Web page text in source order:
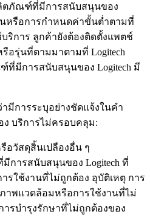
ตภัณฑ์ที่มีการสนับสนุนของ
นหรือการกำหนดค่าขั้นต่ำตามที่
บริการ ลูกค้ายังต้องติดตั้งแพตช์
อรุ่นที่ตามมาตามที่ Logitech
ที่มีการสนับสนุนของ Logitech มี
มีการระบุอย่างชัดแจ้งในคำ
ง บริการไม่ครอบคลุม:
อวัสดุสิ้นเปลืองอื่น ๆ
การสนับสนุนของ Logitech ที่
รใช้งานที่ไม่ถูกต้อง อุบัติเหตุ การ
าพแวดล้อมหรือการใช้งานที่ไม่
ารบำรุงรักษาที่ไม่ถูกต้องของ